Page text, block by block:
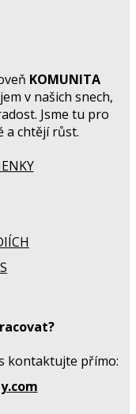
KOMUNITA
v našich snech,
Jsme tu pro
a chtějí růst.
kontaktujte přímo: